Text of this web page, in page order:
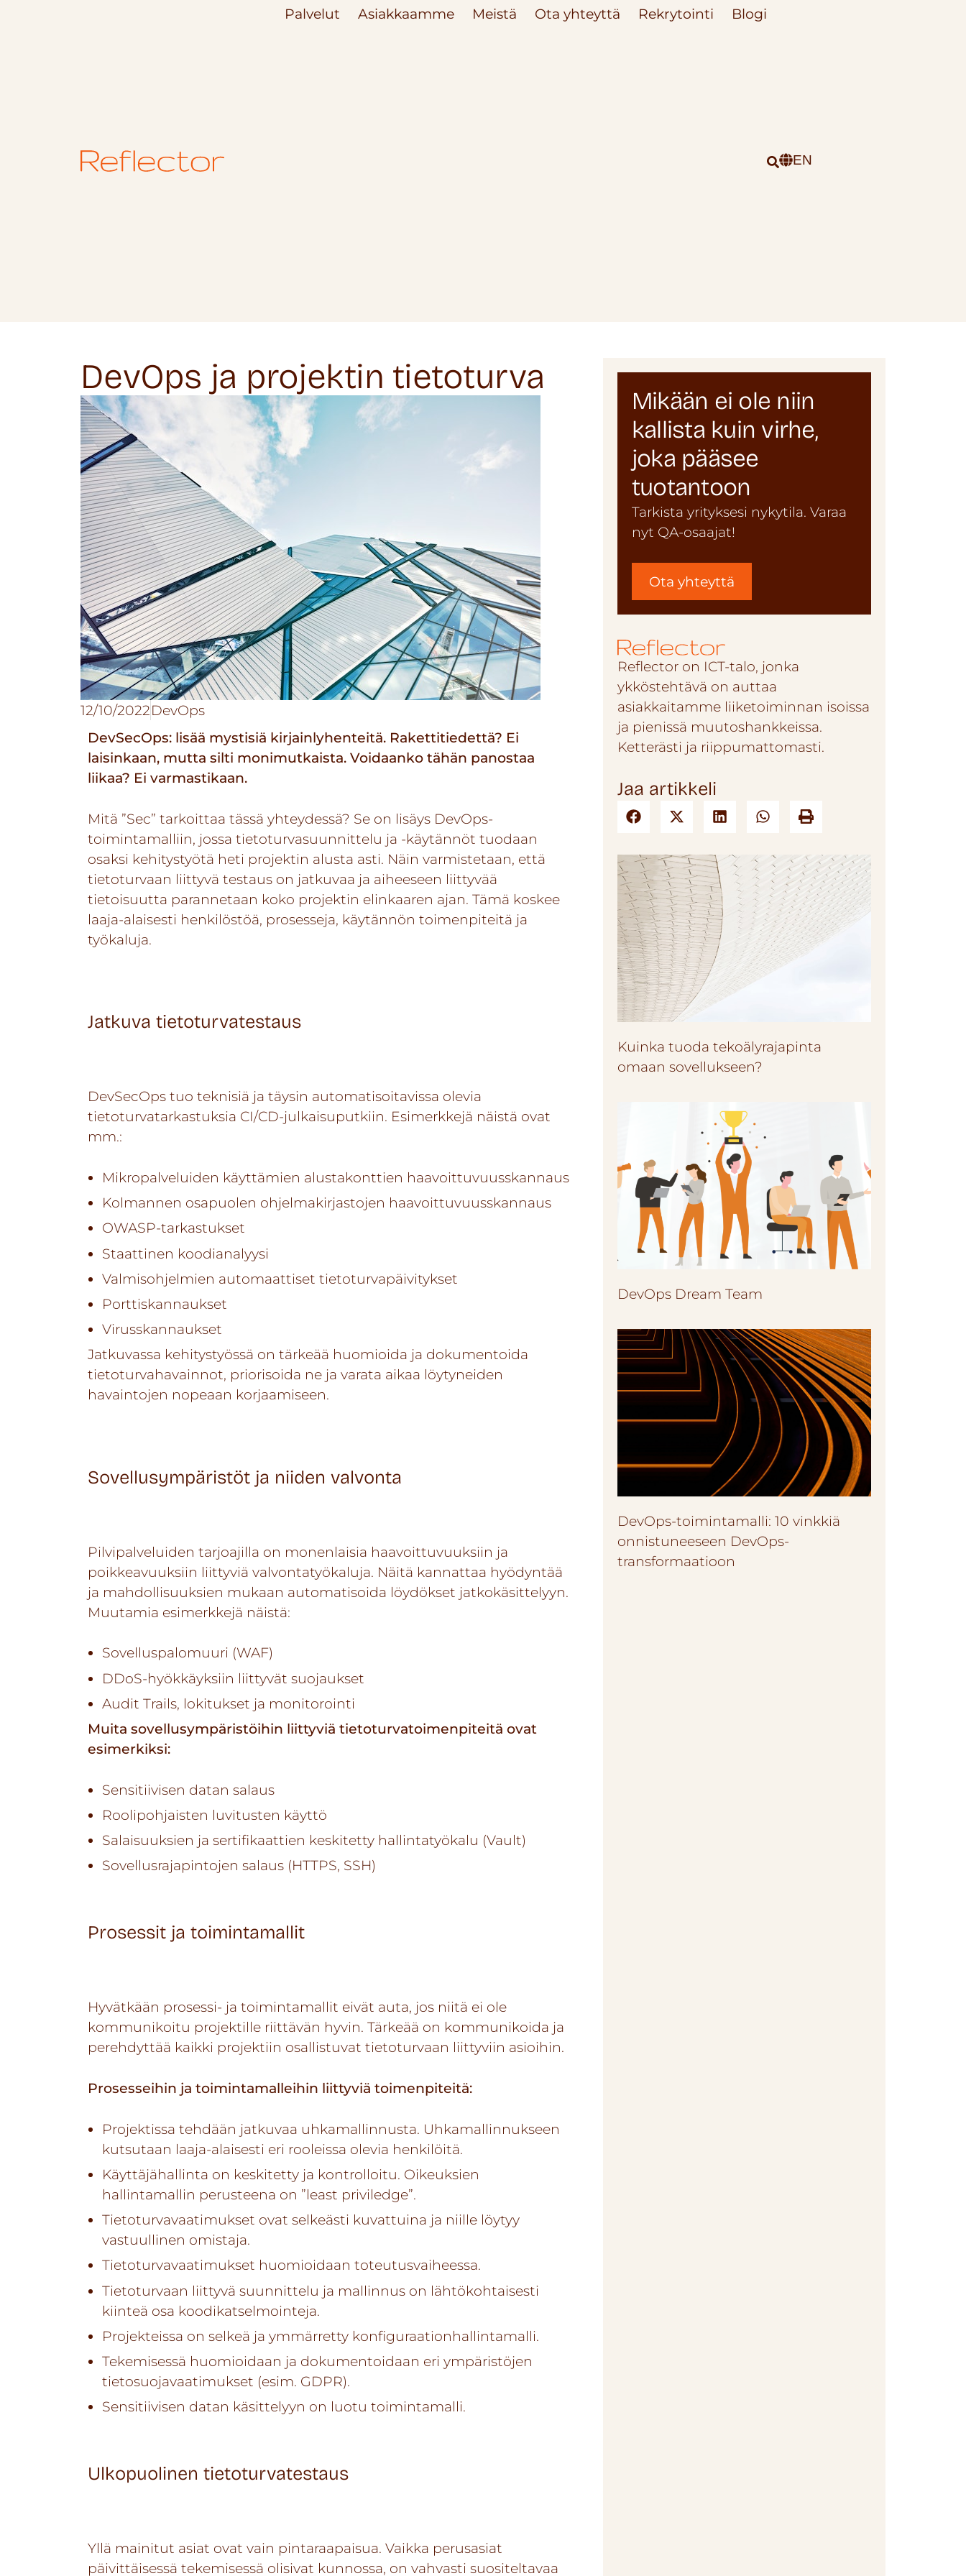
Palvelut Asiakkaamme Meistä Ota yhteyttä Rekrytointi Blogi
EN
DevOps ja projektin tietoturva
12/10/2022DevOps
DevSecOps: lisää mystisiä kirjainlyhenteitä. Rakettitiedettä? Ei
laisinkaan, mutta silti monimutkaista. Voidaanko tähän panostaa
liikaa? Ei varmastikaan.
Mitä ”Sec” tarkoittaa tässä yhteydessä? Se on lisäys DevOps-
toimintamalliin, jossa tietoturvasuunnittelu ja -käytännöt tuodaan
osaksi kehitystyötä heti projektin alusta asti. Näin varmistetaan, että
tietoturvaan liittyvä testaus on jatkuvaa ja aiheeseen liittyvää
tietoisuutta parannetaan koko projektin elinkaaren ajan. Tämä koskee
laaja-alaisesti henkilöstöä, prosesseja, käytännön toimenpiteitä ja
työkaluja.
Jatkuva tietoturvatestaus
DevSecOps tuo teknisiä ja täysin automatisoitavissa olevia
tietoturvatarkastuksia CI/CD-julkaisuputkiin. Esimerkkejä näistä ovat
mm.:
Mikropalveluiden käyttämien alustakonttien haavoittuvuusskannaus
Kolmannen osapuolen ohjelmakirjastojen haavoittuvuusskannaus
OWASP-tarkastukset
Staattinen koodianalyysi
Valmisohjelmien automaattiset tietoturvapäivitykset
Porttiskannaukset
Virusskannaukset
Jatkuvassa kehitystyössä on tärkeää huomioida ja dokumentoida
tietoturvahavainnot, priorisoida ne ja varata aikaa löytyneiden
havaintojen nopeaan korjaamiseen.
Sovellusympäristöt ja niiden valvonta
Pilvipalveluiden tarjoajilla on monenlaisia haavoittuvuuksiin ja
poikkeavuuksiin liittyviä valvontatyökaluja. Näitä kannattaa hyödyntää
ja mahdollisuuksien mukaan automatisoida löydökset jatkokäsittelyyn.
Muutamia esimerkkejä näistä:
Sovelluspalomuuri (WAF)
DDoS-hyökkäyksiin liittyvät suojaukset
Audit Trails, lokitukset ja monitorointi
Muita sovellusympäristöihin liittyviä tietoturvatoimenpiteitä ovat
esimerkiksi:
Sensitiivisen datan salaus
Roolipohjaisten luvitusten käyttö
Salaisuuksien ja sertifikaattien keskitetty hallintatyökalu (Vault)
Sovellusrajapintojen salaus (HTTPS, SSH)
Prosessit ja toimintamallit
Hyvätkään prosessi- ja toimintamallit eivät auta, jos niitä ei ole
kommunikoitu projektille riittävän hyvin. Tärkeää on kommunikoida ja
perehdyttää kaikki projektiin osallistuvat tietoturvaan liittyviin asioihin.
Prosesseihin ja toimintamalleihin liittyviä toimenpiteitä:
Projektissa tehdään jatkuvaa uhkamallinnusta. Uhkamallinnukseen
kutsutaan laaja-alaisesti eri rooleissa olevia henkilöitä.
Käyttäjähallinta on keskitetty ja kontrolloitu. Oikeuksien
hallintamallin perusteena on ”least priviledge”.
Tietoturvavaatimukset ovat selkeästi kuvattuina ja niille löytyy
vastuullinen omistaja.
Tietoturvavaatimukset huomioidaan toteutusvaiheessa.
Tietoturvaan liittyvä suunnittelu ja mallinnus on lähtökohtaisesti
kiinteä osa koodikatselmointeja.
Projekteissa on selkeä ja ymmärretty konfiguraationhallintamalli.
Tekemisessä huomioidaan ja dokumentoidaan eri ympäristöjen
tietosuojavaatimukset (esim. GDPR).
Sensitiivisen datan käsittelyyn on luotu toimintamalli.
Ulkopuolinen tietoturvatestaus
Yllä mainitut asiat ovat vain pintaraapaisua. Vaikka perusasiat
päivittäisessä tekemisessä olisivat kunnossa, on vahvasti suositeltavaa
Mikään ei ole niin
kallista kuin virhe,
joka pääsee
tuotantoon
Tarkista yrityksesi nykytila. Varaa
nyt QA-osaajat!
Ota yhteyttä
Reflector on ICT-talo, jonka
ykköstehtävä on auttaa
asiakkaitamme liiketoiminnan isoissa
ja pienissä muutoshankkeissa.
Ketterästi ja riippumattomasti.
Jaa artikkeli
Kuinka tuoda tekoälyrajapinta
omaan sovellukseen?
DevOps Dream Team
DevOps-toimintamalli: 10 vinkkiä
onnistuneeseen DevOps-
transformaatioon